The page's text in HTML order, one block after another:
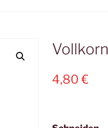
4,80€